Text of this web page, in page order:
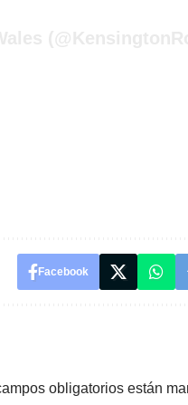
Facebook
obligatorios están